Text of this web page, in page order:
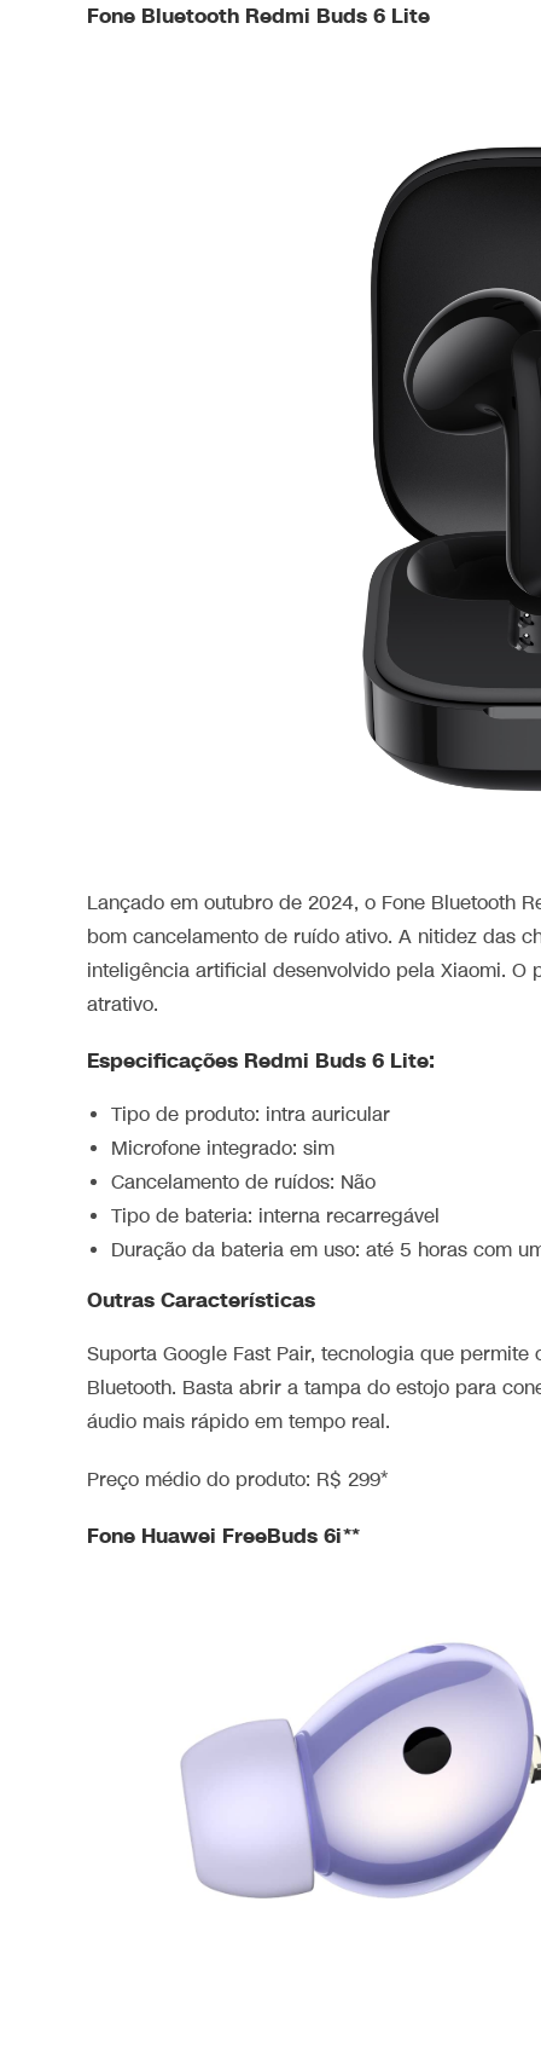
Fone Bluetooth Redmi Buds 6 Lite
Lançado em outubro de 2024, o Fone Bluetooth
bom cancelamento de ruído ativo. A nitidez das
inteligência artificial desenvolvido pela Xiaomi.
atrativo.
Especificações Redmi Buds 6 Lite:
Tipo de produto: intra auricular
Microfone integrado: sim
Cancelamento de ruídos: Não
Tipo de bateria: interna recarregável
Duração da bateria em uso: até 5 horas com
Outras Características
Suporta Google Fast Pair, tecnologia que
Bluetooth. Basta abrir a tampa do estojo para
áudio mais rápido em tempo real.
Preço médio do produto: R$ 299*
Fone Huawei FreeBuds 6i**